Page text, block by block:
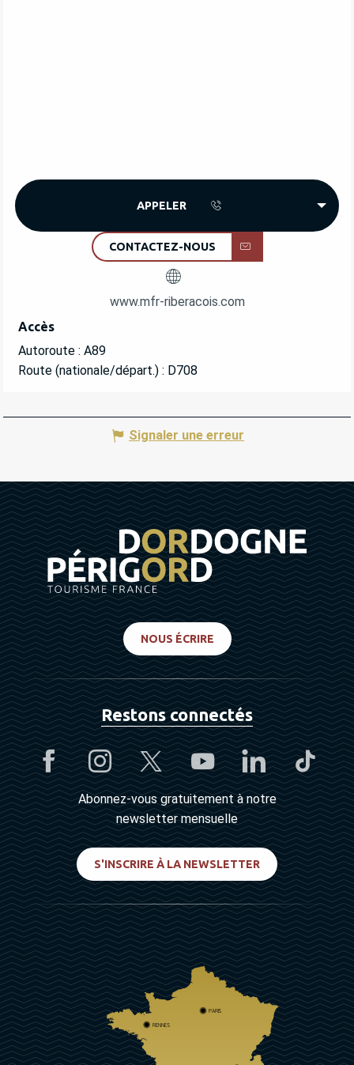
APPELER
CONTACTEZ-NOUS
www.mfr-riberacois.com
Accès
Accès
Autoroute : A89
Route (nationale/départ.) : D708
Signaler une erreur
NOUS ÉCRIRE
Restons connectés
Abonnez-vous gratuitement à notre
newsletter mensuelle
S'INSCRIRE À LA NEWSLETTER
PARIS
RENNES